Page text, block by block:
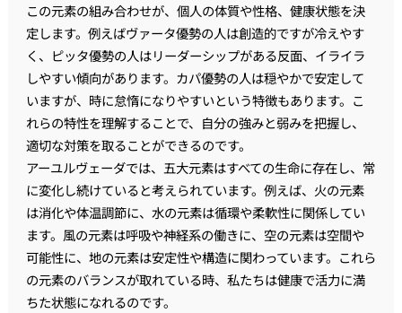
この元素の組み合わせが、個人の体質や性格、健康状態を決
定します。例えばヴァータ優勢の人は創造的ですが冷えやす
く、ピッタ優勢の人はリーダーシップがある反面、イライラ
しやすい傾向があります。カパ優勢の人は穏やかで安定して
いますが、時に怠惰になりやすいという特徴もあります。こ
れらの特性を理解することで、自分の強みと弱みを把握し、
適切な対策を取ることができるのです。
アーユルヴェーダでは、五大元素はすべての生命に存在し、常
に変化し続けていると考えられています。例えば、火の元素
は消化や体温調節に、水の元素は循環や柔軟性に関係してい
ます。風の元素は呼吸や神経系の働きに、空の元素は空間や
可能性に、地の元素は安定性や構造に関わっています。これら
の元素のバランスが取れている時、私たちは健康で活力に満
ちた状態になれるのです。